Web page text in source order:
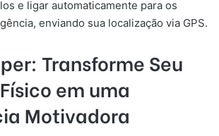
e ligar automaticamente para os
enviando sua localização via GPS.
Transforme Seu
em uma
Motivadora